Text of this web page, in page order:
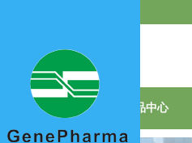
首页 产品中心